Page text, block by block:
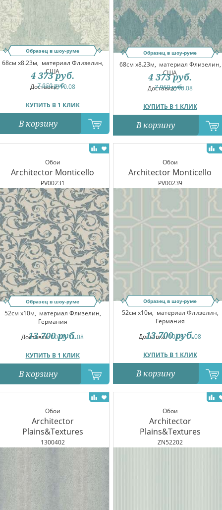
Образец в шоу-руме
68см x8.23м, материал Флизелин,
США
Доставка:10.08
КУПИТЬ В 1 КЛИК
7 950руб.
4 373 руб.
В корзину
Образец в шоу-руме
68см x8.23м, материал Флизелин,
США
Доставка:10.08
КУПИТЬ В 1 КЛИК
7 950руб.
4 373 руб.
В корзину
Обои
Architector Monticello
PV00231
Образец в шоу-руме
52см x10м, материал Флизелин,
Германия
Доставка:10.08-11.08
КУПИТЬ В 1 КЛИК
13 700 руб.
В корзину
Обои
Architector Monticello
PV00239
Образец в шоу-руме
52см x10м, материал Флизелин,
Германия
Доставка:10.08-11.08
КУПИТЬ В 1 КЛИК
13 700 руб.
В корзину
Обои
Architector
Plains&Textures
1300402
Обои
Architector
Plains&Textures
ZN52202